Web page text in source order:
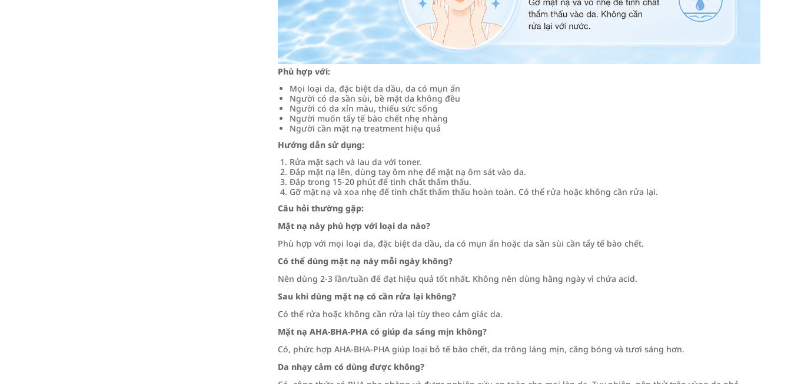
Phù hợp với:
Mọi loại da, đặc biệt da dầu, da có mụn ẩn
Người có da sần sùi, bề mặt da không đều
Người có da xỉn màu, thiếu sức sống
Người muốn tẩy tế bào chết nhẹ nhàng
Người cần mặt nạ treatment hiệu quả
Hướng dẫn sử dụng:
Rửa mặt sạch và lau da với toner.
Đắp mặt nạ lên, dùng tay ôm nhẹ để mặt nạ ôm sát vào da.
Đắp trong 15-20 phút để tinh chất thẩm thấu.
Gỡ mặt nạ và xoa nhẹ để tinh chất thẩm thấu hoàn toàn. Có thể rửa hoặc không cần rửa lại.
Câu hỏi thường gặp:
Mặt nạ này phù hợp với loại da nào?
Phù hợp với mọi loại da, đặc biệt da dầu, da có mụn ẩn hoặc da sần sùi cần tẩy tế bào chết.
Có thể dùng mặt nạ này mỗi ngày không?
Nên dùng 2-3 lần/tuần để đạt hiệu quả tốt nhất. Không nên dùng hằng ngày vì chứa acid.
Sau khi dùng mặt nạ có cần rửa lại không?
Có thể rửa hoặc không cần rửa lại tùy theo cảm giác da.
Mặt nạ AHA-BHA-PHA có giúp da sáng mịn không?
Có, phức hợp AHA-BHA-PHA giúp loại bỏ tế bào chết, da trông láng mịn, căng bóng và tươi sáng hơn.
Da nhạy cảm có dùng được không?